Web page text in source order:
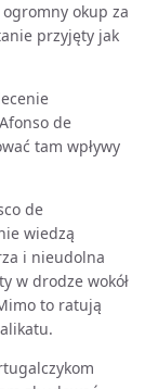
okup za
przyjęty jak
de
tam wpływy
de
wiedzą
i nieudolna
w drodze wokół
to ratują